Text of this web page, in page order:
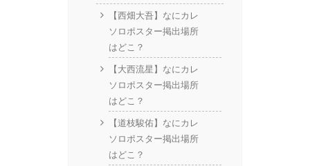
【西畑大吾】なにカレ
ソロポスター掲出場所
はどこ？
【大西流星】なにカレ
ソロポスター掲出場所
はどこ？
【道枝駿佑】なにカレ
ソロポスター掲出場所
はどこ？